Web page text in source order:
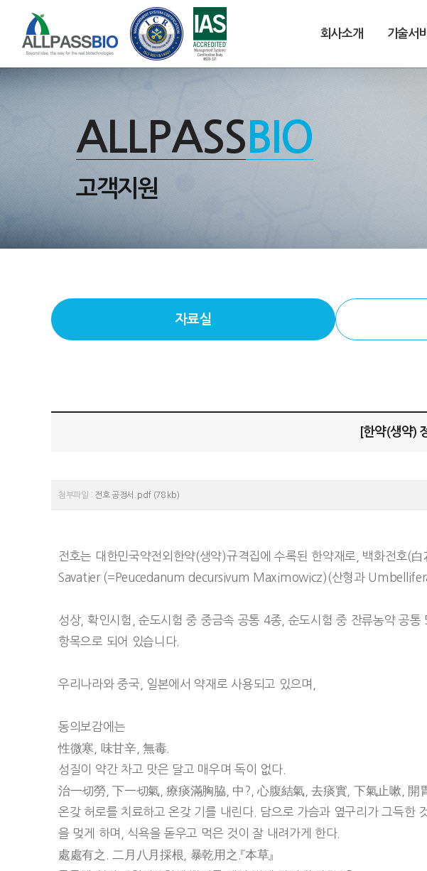
회사소개 기술서
ALLPASS BIO
고객지원
자료실
[한약(생약)
첨부파일 : 전호 공정서.pdf (78 kb)
전호는 대한민국약전외한약(생약)규격집에 수록된 한약재로, 백화전
Savatier (=Peucedanum decursivum Maximowicz)(산형과
성상, 확인시험, 순도시험 중 중금속 공통 4종, 순도시험 중 잔류농약 공
항목으로 되어 있습니다.
우리나라와 중국, 일본에서 약재로 사용되고 있으며,
동의보감에는
性微寒, 味甘辛, 無毒.
성질이 약간 차고 맛은 달고 매우며 독이 없다.
治一切勞, 下一切氣, 療痰滿胸脇, 中?, 心腹結氣, 去痰實, 下氣止嗽, 開
온갖 허로를 치료하고 온갖 기를 내린다. 담으로 가슴과 옆구리가 그득한
을 멎게 하며, 식욕을 돋우고 먹은 것이 잘 내려가게 한다.
處處有之. 二月八月採根, 暴乾用之.『本草』